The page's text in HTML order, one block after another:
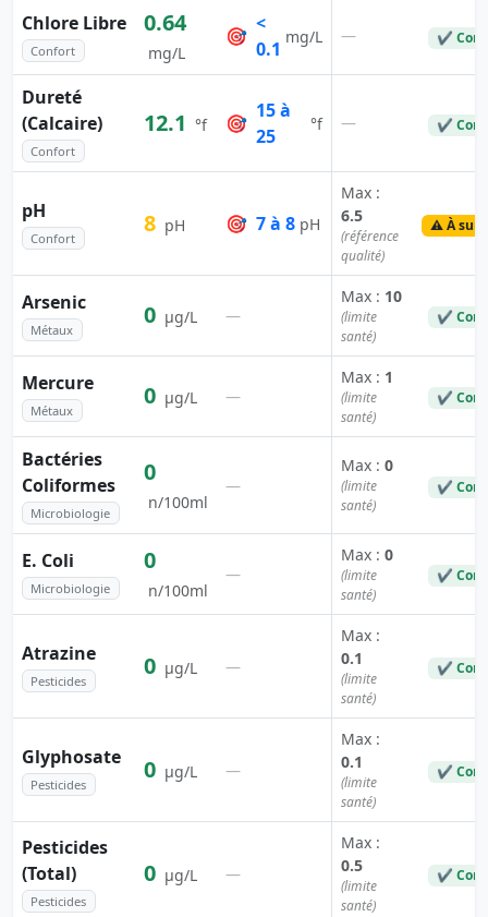
Chlore Libre
Confort
0.64
mg/L
🎯
<
0.1
mg/L — ✔
Dureté
(Calcaire)
Confort
12.1 °f 🎯
15 à
25
°f — ✔
pH
Confort
8 pH 🎯 7 à 8 pH
Max :
6.5
(référence
qualité)
⚠️ À
Arsenic
Métaux
0 µg/L —
Max : 10
(limite
santé)
✔
Mercure
Métaux
0 µg/L —
Max : 1
(limite
santé)
✔
Bactéries
Coliformes
Microbiologie
0
n/100ml
—
Max : 0
(limite
santé)
✔
E. Coli
Microbiologie
0
n/100ml
—
Max : 0
(limite
santé)
✔
Atrazine
Pesticides
0 µg/L —
Max :
0.1
(limite
santé)
✔
Glyphosate
Pesticides
0 µg/L —
Max :
0.1
(limite
santé)
✔
Pesticides
(Total)
Pesticides
0 µg/L —
Max :
0.5
(limite
santé)
✔